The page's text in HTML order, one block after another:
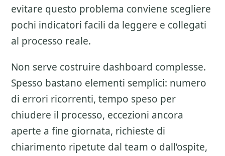
evitare questo problema conviene scegliere
pochi indicatori facili da leggere e collegati
al processo reale.
Non serve costruire dashboard complesse.
Spesso bastano elementi semplici: numero
di errori ricorrenti, tempo speso per
chiudere il processo, eccezioni ancora
aperte a fine giornata, richieste di
chiarimento ripetute dal team o dall’ospite,